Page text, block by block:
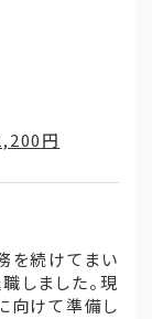
円
を続けてまい
しました。現
向けて準備し